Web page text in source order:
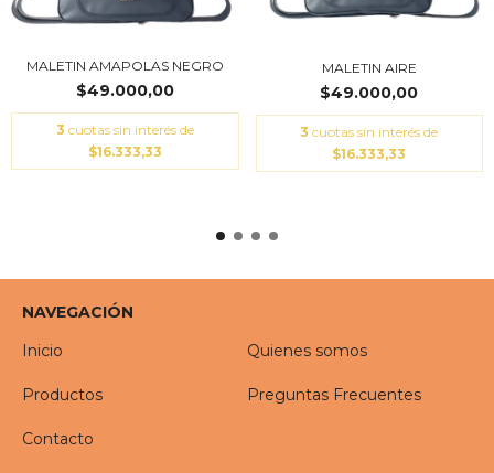
MALETIN AMAPOLAS NEGRO
$49.000,00
3 cuotas sin interés de
$16.333,33
MALETIN AIRE
$49.000,00
3 cuotas sin interés de
$16.333,33
NAVEGACIÓN
Inicio
Quienes somos
Productos Preguntas Frecuentes
Contacto